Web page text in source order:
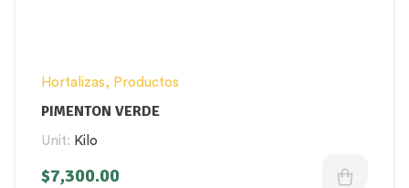
Hortalizas, Productos
PIMENTON VERDE
Unit: Kilo
$7,300.00